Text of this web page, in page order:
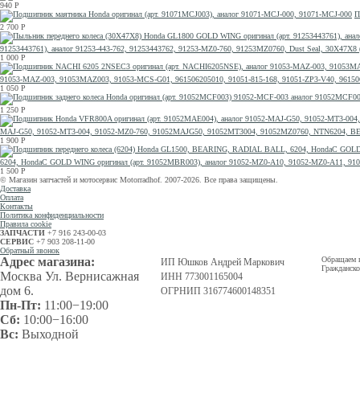
940 Р
2 700 Р
91253443761), аналог 91253-443-762, 91253443762, 91253-MZ0-760, 91253MZ0760, Dust Seal,
1 000 Р
91053-MAZ-003, 91053MAZ003, 91053-MCS-G01, 961506205010, 91051-815-168, 91051-ZP3-V40,
1 050 Р
1 250 Р
MAJ-G50, 91052-MT3-004, 91052-MZ0-760, 91052MAJG50, 91052MT3004, 91052MZ0760, NTN6204,
1 900 Р
6204, HondaC GOLD WING оригинал (арт. 91052MBR003), аналог 91052-MZ0-A10, 91052-MZ0-A11,
1 500 Р
© Магазин запчастей и мотосервис Motorradhof. 2007-2026. Все права защищены.
Доставка
Оплата
Контакты
Политика конфиденциальности
Правила cookie
ЗАПЧАСТИ +7 916 243-00-03
СЕРВИС +7 903 208-11-00
Обратный звонок
Адрес магазина:
Москва Ул. Вернисажная
дом 6.
Пн-Пт: 11:00−19:00
Сб: 10:00−16:00
Вс: Выходной
ИП Юшков Андрей Маркович
ИНН 773001165004
ОГРНИП 316774600148351
Обращаем